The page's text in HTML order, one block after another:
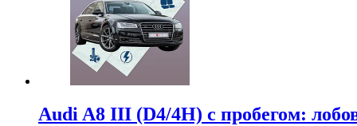
Audi A8 III (D4/4H) c пробегом: